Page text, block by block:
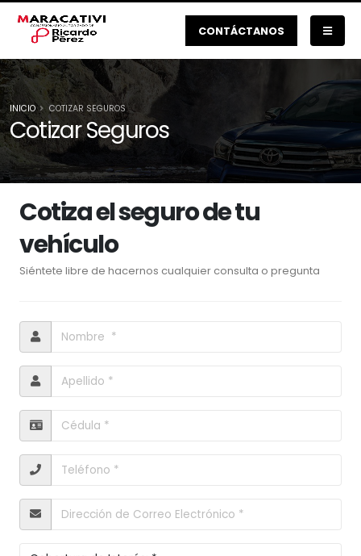
CONTÁCTANOS
Cotizar Seguros
INICIO COTIZAR SEGUROS
Cotiza el seguro de tu
vehículo
Siéntete libre de hacernos cualquier consulta o pregunta